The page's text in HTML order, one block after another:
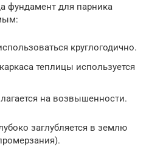
фундамент для парника
круглогодично.
теплицы используется
на возвышенности.
заглубляется в землю